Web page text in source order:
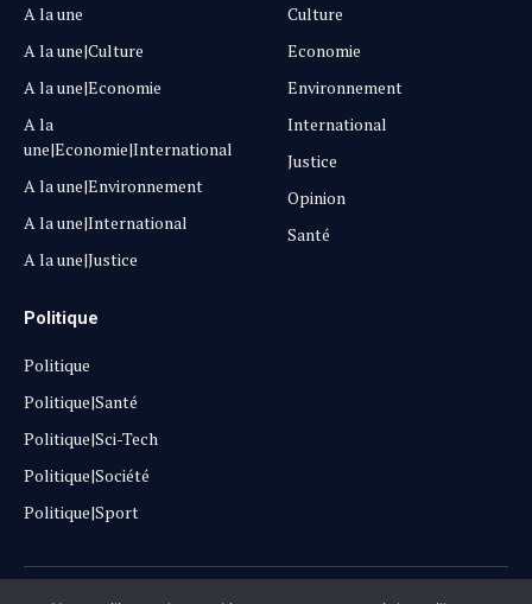
A la une
A la une|Culture
A la une|Economie
A la
une|Economie|International
A la une|Environnement
A la une|International
A la une|Justice
Culture
Economie
Environnement
International
Justice
Opinion
Santé
Politique
Politique
Politique|Santé
Politique|Sci-Tech
Politique|Société
Politique|Sport